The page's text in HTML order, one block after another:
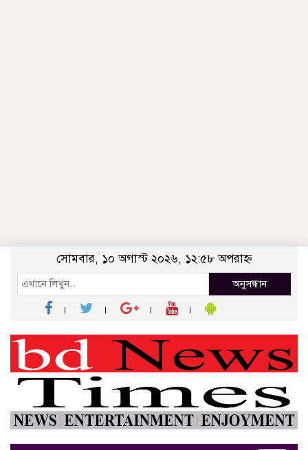
সোমবার, ১০ অগাস্ট ২০২৬, ১২:৫৮ অপরাহ্ন
অনুসন্ধান